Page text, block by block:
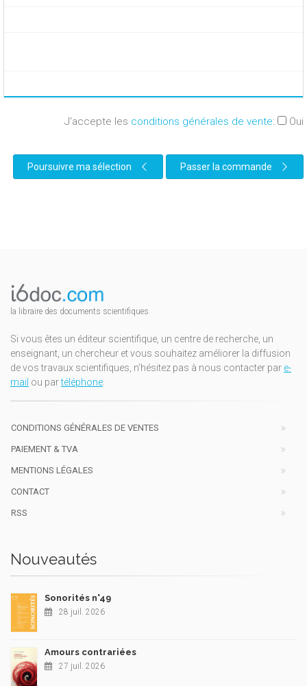
J'accepte les conditions générales de vente: Oui
Poursuivre ma sélection Passer la commande
la libraire des documents scientifiques
Si vous êtes un éditeur scientifique, un centre de recherche, un
enseignant, un chercheur et vous souhaitez améliorer la diffusion
de vos travaux scientifiques, n'hésitez pas à nous contacter par e-
mail ou partéléphone.
CONDITIONS GÉNÉRALES DE VENTES
PAIEMENT & TVA
MENTIONS LÉGALES
CONTACT
RSS
Nouveautés
Sonorités n°49
28 juil. 2026
Amours contrariées
27 juil. 2026